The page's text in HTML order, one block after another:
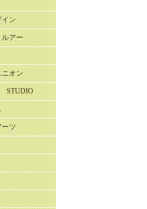
イン
ルアー
ニオン
STUDIO
ーツ